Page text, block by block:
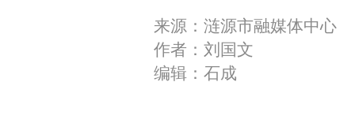
来源：涟源市融媒体中心
作者：刘国文
编辑：石成